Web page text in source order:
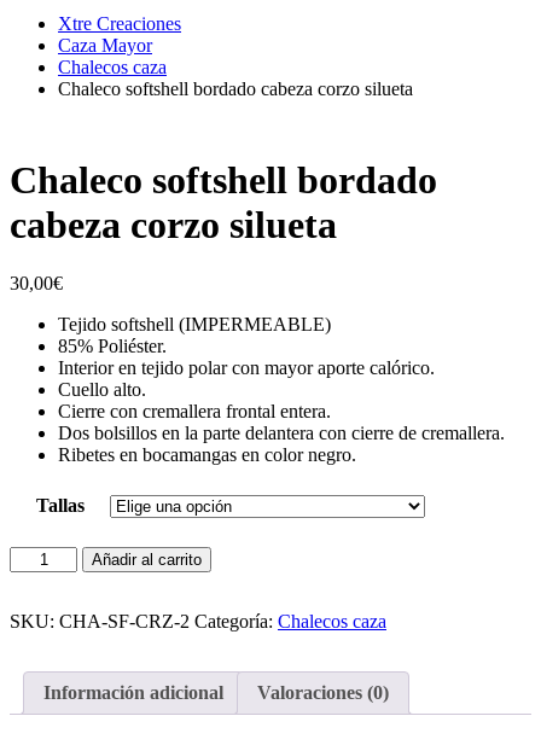
Xtre Creaciones
Caza Mayor
Chalecos caza
Chaleco softshell bordado cabeza corzo silueta
Chaleco softshell bordado
cabeza corzo silueta
30,00€
Tejido softshell (IMPERMEABLE)
85% Poliéster.
Interior en tejido polar con mayor aporte calórico.
Cuello alto.
Cierre con cremallera frontal entera.
Dos bolsillos en la parte delantera con cierre de cremallera.
Ribetes en bocamangas en color negro.
Tallas
Chaleco
softshell
cabeza
cantidad
Añadir al carrito
SKU: CHA-SF-CRZ-2 Categoría: Chalecos caza
Información adicional Valoraciones (0)